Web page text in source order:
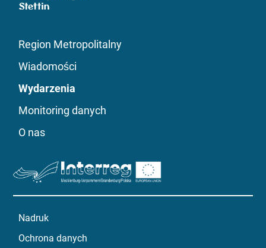
Region Metropolitalny
Wiadomości
Wydarzenia
Monitoring danych
O nas
Nadruk
Ochrona danych